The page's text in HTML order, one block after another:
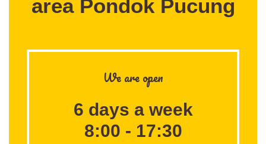
area Pondok Pucung
We are open
6 days a week
8:00 - 17:30